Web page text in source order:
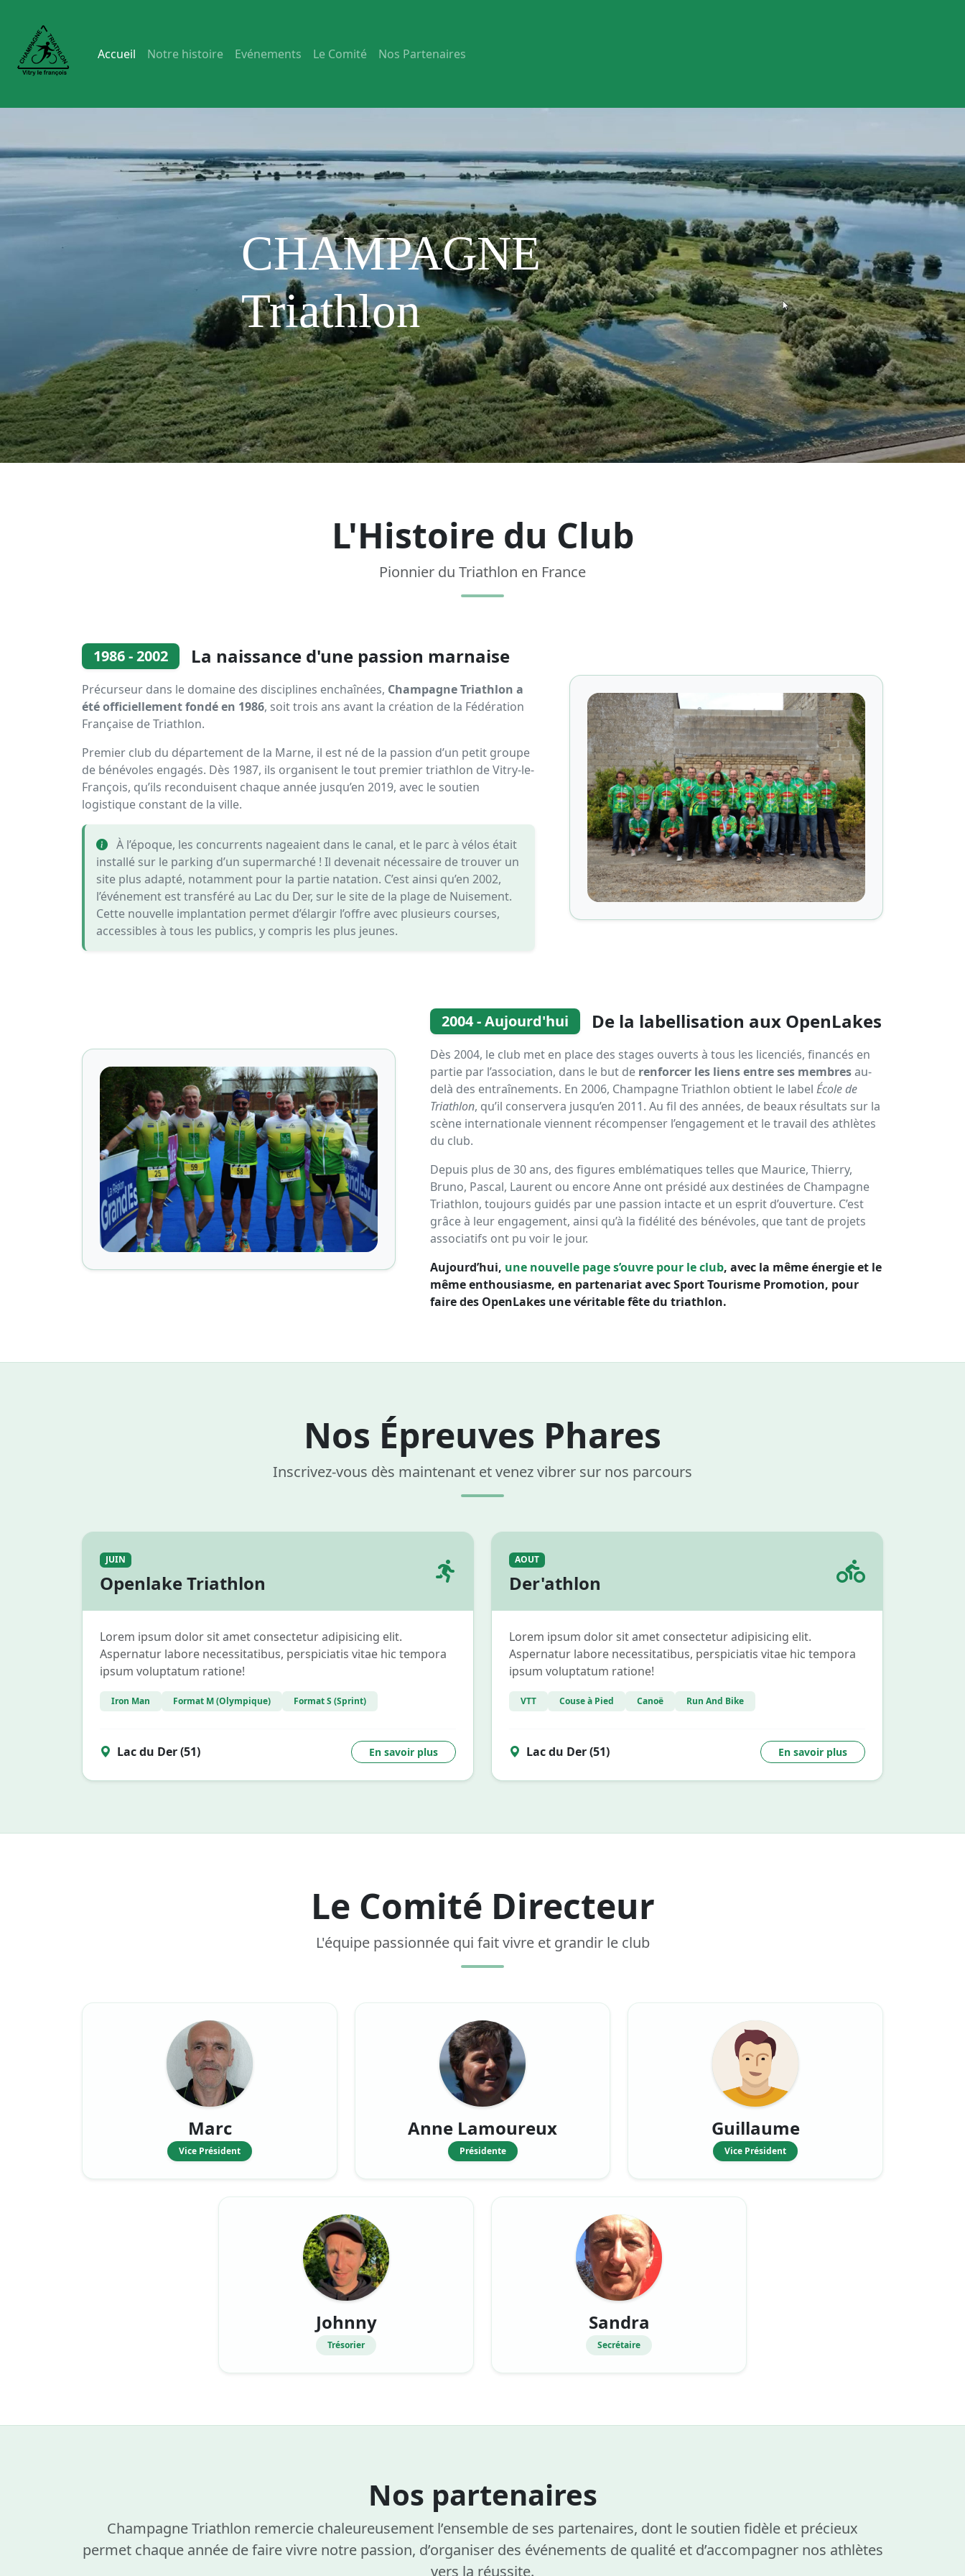
Accueil (current)
Notre histoire Evénements Le Comité Nos Partenaires
CHAMPAGNE
Triathlon
L'Histoire du Club
Pionnier du Triathlon en France
1986 - 2002 La naissance d'une passion marnaise
Précurseur dans le domaine des disciplines enchaînées, Champagne Triathlon a
été officiellement fondé en 1986, soit trois ans avant la création de la Fédération
Française de Triathlon.
Premier club du département de la Marne, il est né de la passion d’un petit groupe
de bénévoles engagés. Dès 1987, ils organisent le tout premier triathlon de Vitry-le-
François, qu’ils reconduisent chaque année jusqu’en 2019, avec le soutien
logistique constant de la ville.
À l’époque, les concurrents nageaient dans le canal, et le parc à vélos était
installé sur le parking d’un supermarché ! Il devenait nécessaire de trouver un
site plus adapté, notamment pour la partie natation. C’est ainsi qu’en 2002,
l’événement est transféré au Lac du Der, sur le site de la plage de Nuisement.
Cette nouvelle implantation permet d’élargir l’offre avec plusieurs courses,
accessibles à tous les publics, y compris les plus jeunes.
2004 - Aujourd'hui De la labellisation aux OpenLakes
Dès 2004, le club met en place des stages ouverts à tous les licenciés, financés en
partie par l’association, dans le but de renforcer les liens entre ses membresau-
delà des entraînements. En 2006, Champagne Triathlon obtient le label École de
Triathlon, qu’il conservera jusqu’en 2011. Au fil des années, de beaux résultats sur la
scène internationale viennent récompenser l’engagement et le travail des athlètes
du club.
Depuis plus de 30 ans, des figures emblématiques telles que Maurice, Thierry,
Bruno, Pascal, Laurent ou encore Anne ont présidé aux destinées de Champagne
Triathlon, toujours guidés par une passion intacte et un esprit d’ouverture. C’est
grâce à leur engagement, ainsi qu’à la fidélité des bénévoles, que tant de projets
associatifs ont pu voir le jour.
Aujourd’hui, une nouvelle page s’ouvre pour le club, avec la même énergie et le
même enthousiasme, en partenariat avec Sport Tourisme Promotion, pour
faire des OpenLakes une véritable fête du triathlon.
Nos Épreuves Phares
Inscrivez-vous dès maintenant et venez vibrer sur nos parcours
JUIN
Openlake Triathlon
Lorem ipsum dolor sit amet consectetur adipisicing elit.
Aspernatur labore necessitatibus, perspiciatis vitae hic tempora
ipsum voluptatum ratione!
Iron Man Format M (Olympique) Format S (Sprint)
Lac du Der (51) En savoir plus
AOUT
Der'athlon
Lorem ipsum dolor sit amet consectetur adipisicing elit.
Aspernatur labore necessitatibus, perspiciatis vitae hic tempora
ipsum voluptatum ratione!
VTT Couse à Pied Canoë Run And Bike
Lac du Der (51) En savoir plus
Le Comité Directeur
L'équipe passionnée qui fait vivre et grandir le club
Marc
Vice Président
Anne Lamoureux
Présidente
Guillaume
Vice Président
Johnny
Trésorier
Sandra
Secrétaire
Nos partenaires
Champagne Triathlon remercie chaleureusement l’ensemble de ses partenaires, dont le soutien fidèle et précieux
permet chaque année de faire vivre notre passion, d’organiser des événements de qualité et d’accompagner nos athlètes
vers la réussite.